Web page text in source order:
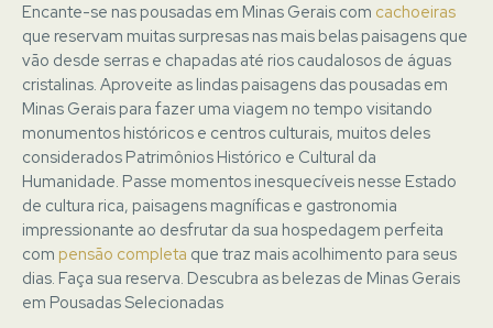
Encante-se nas pousadas em Minas Gerais com cachoeiras
que reservam muitas surpresas nas mais belas paisagens que
vão desde serras e chapadas até rios caudalosos de águas
cristalinas. Aproveite as lindas paisagens das pousadas em
Minas Gerais para fazer uma viagem no tempo visitando
monumentos históricos e centros culturais, muitos deles
considerados Patrimônios Histórico e Cultural da
Humanidade. Passe momentos inesquecíveis nesse Estado
de cultura rica, paisagens magníficas e gastronomia
impressionante ao desfrutar da sua hospedagem perfeita
com pensão completa que traz mais acolhimento para seus
dias. Faça sua reserva. Descubra as belezas de Minas Gerais
em Pousadas Selecionadas